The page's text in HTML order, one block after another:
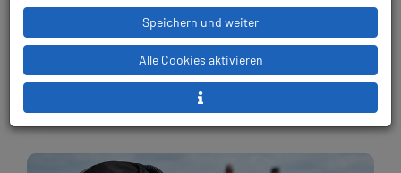
Speichern und weiter
Alle Cookies aktivieren